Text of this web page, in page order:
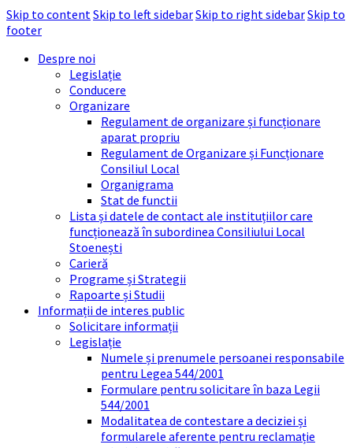
Skip to contentSkip to left sidebarSkip to right sidebarSkip to
footer
Despre noi
Legislație
Conducere
Organizare
Regulament de organizare și funcționare
aparat propriu
Regulament de Organizare și Funcționare
Consiliul Local
Organigrama
Stat de functii
Lista și datele de contact ale instituțiilor care
funcționează în subordinea Consiliului Local
Stoenești
Carieră
Programe și Strategii
Rapoarte și Studii
Informații de interes public
Solicitare informații
Legislație
Numele și prenumele persoanei responsabile
pentru Legea 544/2001
Formulare pentru solicitare în baza Legii
544/2001
Modalitatea de contestare a deciziei și
formularele aferente pentru reclamație